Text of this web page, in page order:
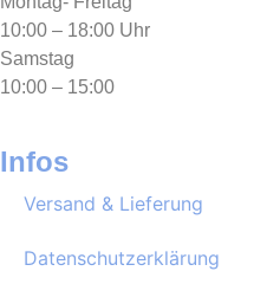
10:00 – 18:00 Uhr
Samstag
10:00 – 15:00
Infos
Versand & Lieferung
Datenschutzerklärung